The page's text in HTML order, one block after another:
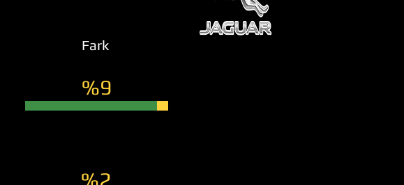
Fark
%9
%2